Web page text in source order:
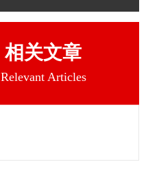
相关文章
Relevant Articles